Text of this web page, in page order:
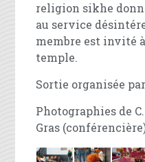
religion sikhe donn
au service
membre est invité
temple.
Sortie organisée
Photographies de
Gras